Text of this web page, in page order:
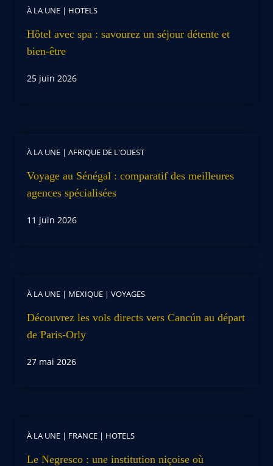
À LA UNE | HOTELS
Hôtel avec spa : savourez un séjour détente et
bien-être
25 juin 2026
À LA UNE | AFRIQUE DE L'OUEST
Voyage au Sénégal : comparatif des meilleures
agences spécialisées
11 juin 2026
À LA UNE | MEXIQUE | VOYAGES
Découvrez les vols directs vers Cancún au départ
de Paris-Orly
27 mai 2026
À LA UNE | FRANCE | HOTELS
Le Negresco : une institution niçoise où